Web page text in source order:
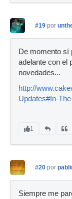
#19 por
De momento sí
adelante con el
novedades...
http://
Updates#In-
1
#20 por
Siempre me